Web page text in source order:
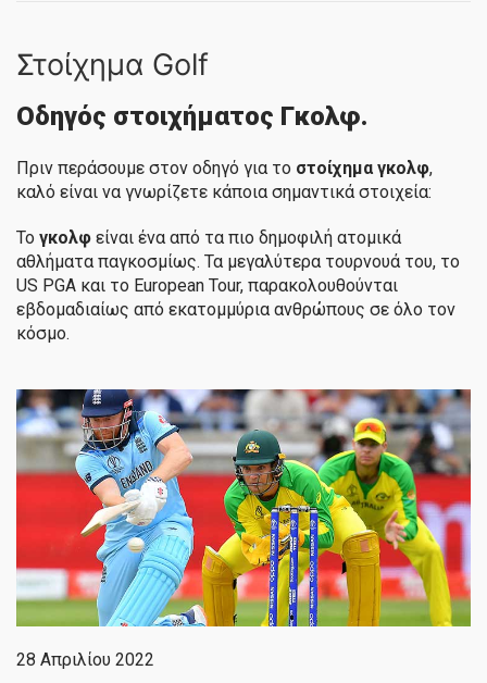
Στοίχημα Golf
Οδηγός στοιχήματος Γκολφ.
Πριν περάσουμε στον οδηγό για το στοίχημα γκολφ,
καλό είναι να γνωρίζετε κάποια σημαντικά στοιχεία:
Το γκολφ είναι ένα από τα πιο δημοφιλή ατομικά
αθλήματα παγκοσμίως. Τα μεγαλύτερα τουρνουά του, το
US PGA και το European Tour, παρακολουθούνται
εβδομαδιαίως από εκατομμύρια ανθρώπους σε όλο τον
κόσμο.
28 Απριλίου 2022